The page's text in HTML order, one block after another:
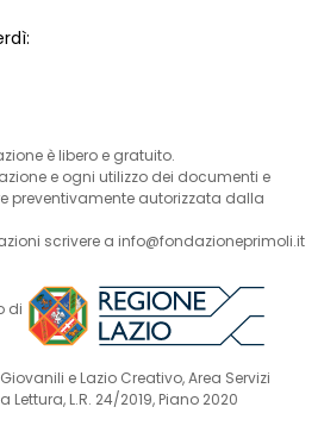
è libero e gratuito.
e ogni utilizzo dei documenti e
preventivamente autorizzata dalla
scrivere a info@fondazioneprimoli.it
di
e Lazio Creativo, Area Servizi
L.R. 24/2019, Piano 2020